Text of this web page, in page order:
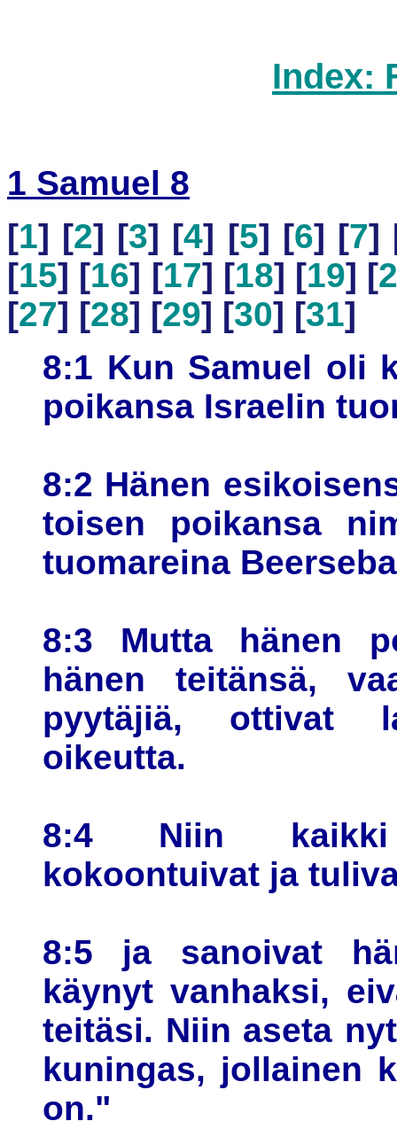
Index:
1 Samuel 8
[1] [2] [3] [4] [5] [6] [7]
[15] [16] [17] [18] [19] [
[27] [28] [29] [30] [31]
8:1 Kun Samuel oli
poikansa Israelin
8:2 Hänen
toisen poikansa
tuomareina
8:3 Mutta hänen
hänen teitänsä,
pyytäjiä, ottivat
oikeutta.
8:4 Niin kaikki
kokoontuivat ja
8:5 ja sanoivat
käynyt vanhaksi,
teitäsi. Niin aseta
kuningas, jollainen
on."